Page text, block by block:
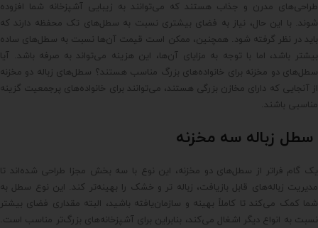
طراحی‌های مدرن و جذاب هستند که می‌توانند به زیبایی آشپزخانه شما افزوده
شوند. با این حال، نیاز به فضای بیشتری نسبت به سطل‌های تک محفظه دارند که
باید در نظر گرفته شود. همچنین، ممکن است قیمت آن‌ها نسبت به سطل‌های ساده
بیشتر باشد، اما با توجه به مزایای آن‌ها، این هزینه می‌تواند به صرفه باشد. آیا
سطل‌های دو مخزنه برای خانواده‌های بزرگ مناسب هستند؟ سطل‌های زباله دو مخزنه
از آنجایی که دارای مخازن بزرگی هستند، می‌توانند برای خانواده‌های پرجمعیت گزینه
مناسبی باشند.
سطل زباله سه‌ مخزنه
یک گام فراتر از سطل‌های دو مخزنه، این نوع با سه بخش مجزا طراحی شده‌اند تا
مدیریت زباله‌های قابل بازیافت، زباله تر و خشک را بهینه‌تر کند. این نوع سطل به
شما کمک می‌کند تا کاملاً بهینه و سازمان‌یافته باشید، البته مقداری فضای بیشتر
نسبت به انواع دیگر اشغال می‌کند، بنابراین برای آشپزخانه‌های بزرگ‌تر مناسب است.